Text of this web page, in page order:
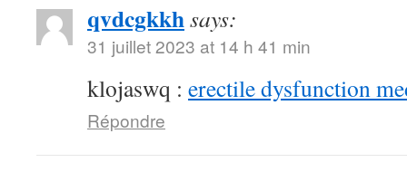
qvdcgkkhsays:
31 juillet 2023 at 14 h 41 min
klojaswq : erectile dysfunction
Répondre